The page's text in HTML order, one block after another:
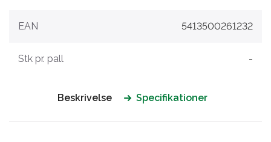
EAN 5413500261232
Stk pr. pall -
Beskrivelse Specifikationer